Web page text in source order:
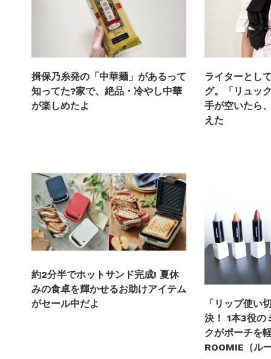
揖保乃糸発の「中華麺」があるって
知ってた?家で、絶品・冷やし中華
が楽しめたよ
ライターとし
グ。「リュッ
手が空いたら
えた
約2分半でホットサンド完成! 夏休
みの食卓を輝かせるお助けアイテム
がセール中だよ
「リップ使い
決！ 1本3役の
クがポーチを
ROOMIE（ル